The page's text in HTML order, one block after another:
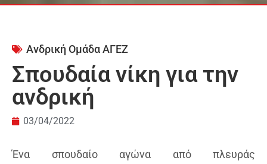
Ανδρική Ομάδα ΑΓΕΖ
Σπουδαία νίκη για την
ανδρική
03/04/2022
Ένα σπουδαίο αγώνα από πλευράς